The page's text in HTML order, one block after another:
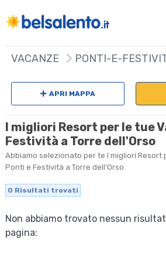
VACANZE PONTI-E-
APRI MAPPA
I migliori Resort per le tue
Festività a Torre dell'Orso
Abbiamo selezionato per te I migliori Resort
Ponti e Festività a Torre dell'Orso
0 Risultati trovati
Non abbiamo trovato nessun
pagina: